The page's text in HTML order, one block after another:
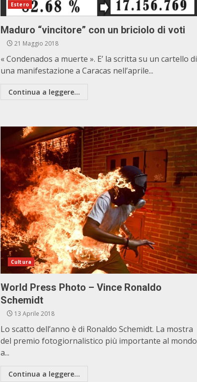
Estero
Maduro “vincitore” con un briciolo di voti
21 Maggio 2018
« Condenados a muerte ». E’ la scritta su un cartello di
una manifestazione a Caracas nell’aprile...
Continua a leggere...
Cultura
World Press Photo – Vince Ronaldo
Schemidt
13 Aprile 2018
Lo scatto dell’anno è di Ronaldo Schemidt. La mostra
del premio fotogiornalistico più importante al mondo
a...
Continua a leggere...